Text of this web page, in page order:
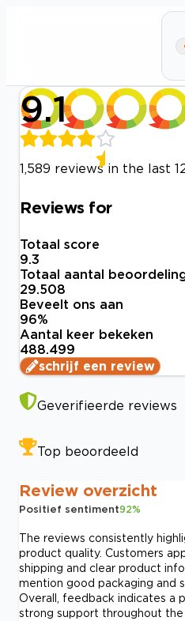
9.1
1,589 reviews in the last
Reviews for
Totaal score
9.3
Totaal aantal
29.508
Beveelt ons aan
96%
Aantal keer bekeken
488.499
schrijf een review
Geverifieerde reviews
Top beoordeeld
Review overzicht
Positief sentiment92%
The reviews consistently
product quality. Customers
shipping and clear product
mention good packaging and
Overall, feedback indicates a
strong support throughout the